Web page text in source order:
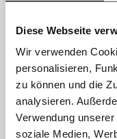
Diese Webseite
Wir verwenden
personalisieren,
zu können und die
analysieren.
Verwendung
soziale Medien,
Immer
bleiben
teilen.
E-
in
geheim
Über Verträge
österreichische
ungern. Das
Millionen Euro
Der Vertrag